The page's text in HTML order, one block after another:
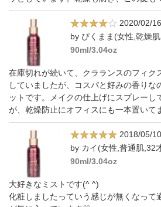
2020/02/16
by ぴくまま(女性,乾燥
90ml/3.04oz
在庫切れが続いて、クラランスのフィク
していましたが、コスパと好みの香りな
ットです。メイクの仕上げにスプレーし
が、乾燥防止にオフィスにも一本置いて
2018/05/10
by カイ(女性,普通肌,32
90ml/3.04oz
大好きなミストです(^ ^)
化粧しましたっていう感じが無くなって